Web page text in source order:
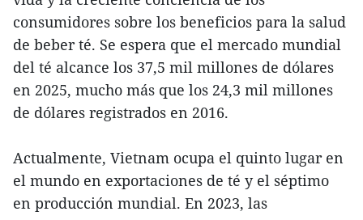
consumidores sobre los beneficios para la salud
de beber té. Se espera que el mercado mundial
del té alcance los 37,5 mil millones de dólares
en 2025, mucho más que los 24,3 mil millones
de dólares registrados en 2016.
Actualmente, Vietnam ocupa el quinto lugar en
el mundo en exportaciones de té y el séptimo
en producción mundial. En 2023, las